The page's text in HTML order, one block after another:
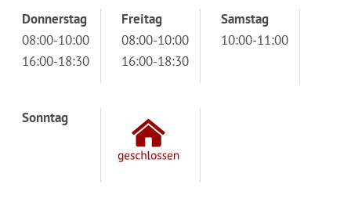
Donnerstag
08:00-10:00
16:00-18:30
Freitag
08:00-10:00
16:00-18:30
Samstag
10:00-11:00
Sonntag